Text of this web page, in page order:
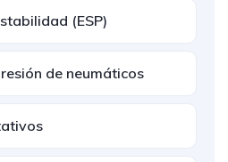
(ESP)
de neumáticos